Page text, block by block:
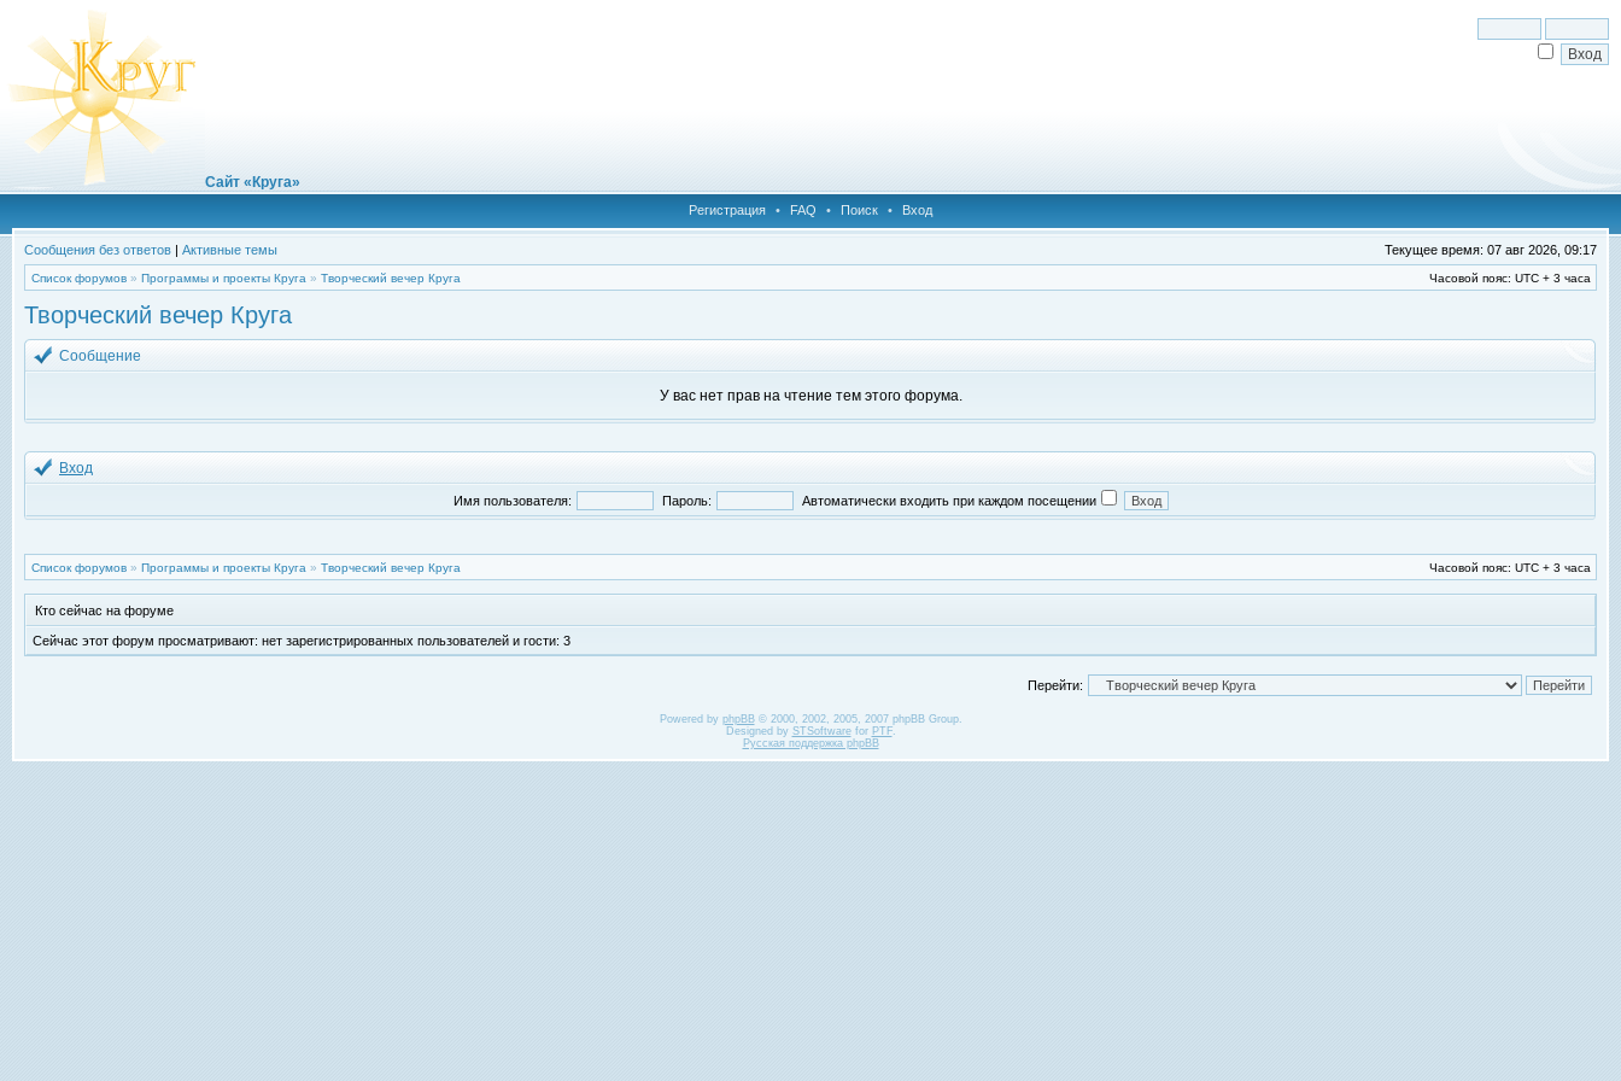
Сайт «Круга»
Регистрация • FAQ • Поиск • Вход
Сообщения без ответов | Активные темы Текущее время: 07 авг 2026, 09:17
Список форумов » Программы и проекты Круга » Творческий вечер Круга Часовой пояс: UTC + 3 часа
Творческий вечер Круга
Сообщение
У вас нет прав на чтение тем этого форума.
Вход
Имя пользователя: Пароль: Автоматически входить при каждом посещении
Список форумов » Программы и проекты Круга » Творческий вечер Круга Часовой пояс: UTC + 3 часа
Кто сейчас на форуме
Сейчас этот форум просматривают: нет зарегистрированных пользователей и гости: 3
Перейти:
Powered by phpBB© 2000, 2002, 2005, 2007 phpBB Group.
Designed by STSoftwarefor PTF.
Русская поддержка phpBB